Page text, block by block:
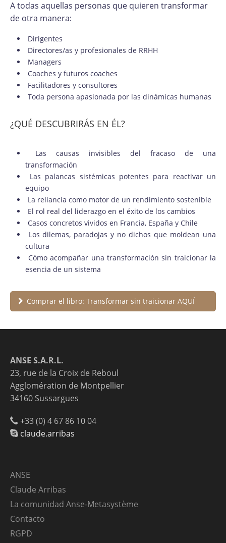
A todas aquellas personas que quieren transformar
de otra manera:
Dirigentes
Directores/as y profesionales de RRHH
Managers
Coaches y futuros coaches
Facilitadores y consultores
Toda persona apasionada por las dinámicas humanas
¿QUÉ DESCUBRIRÁS EN ÉL?
Las causas invisibles del fracaso de una
transformación
Las palancas sistémicas potentes para reactivar un
equipo
La reliancia como motor de un rendimiento sostenible
El rol real del liderazgo en el éxito de los cambios
Casos concretos vividos en Francia, España y Chile
Los dilemas, paradojas y no dichos que moldean una
cultura
Cómo acompañar una transformación sin traicionar la
esencia de un sistema
Comprar el libro: Transformar sin traicionar AQUÍ
ANSE S.A.R.L.
23, rue de la Croix de Reboul
Agglomération de Montpellier
34160 Sussargues
+33 (0) 4 67 86 10 04
claude.arribas
ANSE
Claude Arribas
La comunidad Anse-Metasystème
Contacto
RGPD